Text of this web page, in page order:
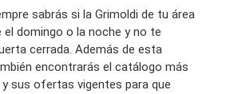
sabrás si la Grimoldi de tu área
domingo o la noche y no te
cerrada. Además de esta
encontrarás el catálogo más
sus ofertas vigentes para que